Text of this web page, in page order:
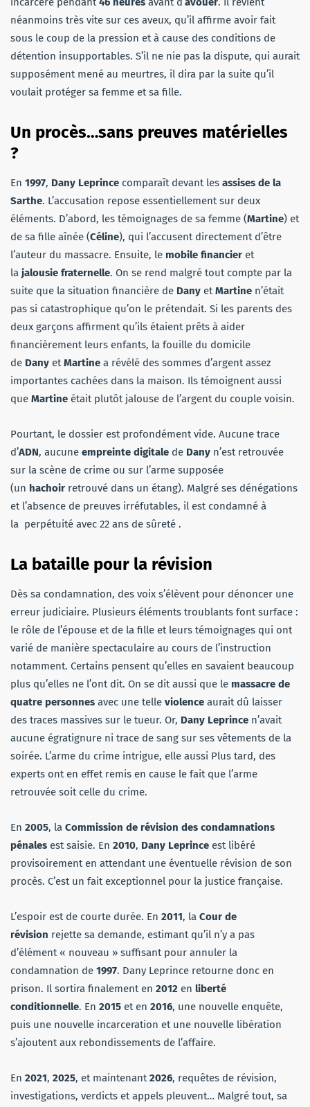
néanmoins très vite sur ces aveux, qu’il affirme avoir fait
sous le coup de la pression et à cause des conditions de
détention insupportables. S’il ne nie pas la dispute, qui aurait
supposément mené au meurtres, il dira par la suite qu’il
voulait protéger sa femme et sa fille.
Un procès…sans preuves matérielles
?
En 1997, Dany Leprince comparaît devant les assises de la
Sarthe. L’accusation repose essentiellement sur deux
éléments. D’abord, les témoignages de sa femme (Martine) et
de sa fille aînée (Céline), qui l’accusent directement d’être
l’auteur du massacre. Ensuite, le mobile financier et
la jalousie fraternelle. On se rend malgré tout compte par la
suite que la situation financière de Dany etMartine n’était
pas si catastrophique qu’on le prétendait. Si les parents des
deux garçons affirment qu’ils étaient prêts à aider
financièrement leurs enfants, la fouille du domicile
de Dany etMartine a révélé des sommes d’argent assez
importantes cachées dans la maison. Ils témoignent aussi
que Martine était plutôt jalouse de l’argent du couple voisin.
Pourtant, le dossier est profondément vide. Aucune trace
d’ADN, aucune empreinte digitale de Dany n’est retrouvée
sur la scène de crime ou sur l’arme supposée
(un hachoir retrouvé dans un étang). Malgré ses dénégations
et l’absence de preuves irréfutables, il est condamné à
la perpétuité avec 22 ans de sûreté .
La bataille pour la révision
Dès sa condamnation, des voix s’élèvent pour dénoncer une
erreur judiciaire. Plusieurs éléments troublants font surface :
le rôle de l’épouse et de la fille et leurs témoignages qui ont
varié de manière spectaculaire au cours de l’instruction
notamment. Certains pensent qu’elles en savaient beaucoup
plus qu’elles ne l’ont dit. On se dit aussi que le massacre de
quatre personnes avec une telle violence aurait dû laisser
des traces massives sur le tueur. Or, Dany Leprince n’avait
aucune égratignure ni trace de sang sur ses vêtements de la
soirée. L’arme du crime intrigue, elle aussi Plus tard, des
experts ont en effet remis en cause le fait que l’arme
retrouvée soit celle du crime.
En 2005, la Commission de révision des condamnations
pénales est saisie. En 2010, Dany Leprince est libéré
provisoirement en attendant une éventuelle révision de son
procès. C’est un fait exceptionnel pour la justice française.
L’espoir est de courte durée. En 2011, la Cour de
révision rejette sa demande, estimant qu’il n’y a pas
d’élément « nouveau » suffisant pour annuler la
condamnation de 1997. Dany Leprince retourne donc en
prison. Il sortira finalement en 2012 en liberté
conditionnelle. En 2015 et en 2016, une nouvelle enquête,
puis une nouvelle incarceration et une nouvelle libération
s’ajoutent aux rebondissements de l’affaire.
En 2021, 2025, et maintenant2026, requêtes de révision,
investigations, verdicts et appels pleuvent… Malgré tout, sa